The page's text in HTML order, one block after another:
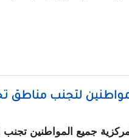
لاكتتاب وترسيم 1480 من المعلمين
لتجنب
جميع المواطنين تجنب